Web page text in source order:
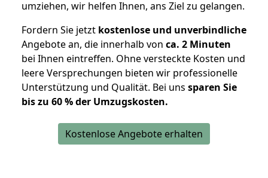
umziehen, wir helfen Ihnen, ans Ziel zu gelangen.
Fordern Sie jetzt kostenlose und unverbindliche
Angebote an, die innerhalb von ca. 2 Minuten
bei Ihnen eintreffen. Ohne versteckte Kosten und
leere Versprechungen bieten wir professionelle
Unterstützung und Qualität. Bei uns sparen Sie
bis zu 60 % der Umzugskosten.
Kostenlose Angebote erhalten